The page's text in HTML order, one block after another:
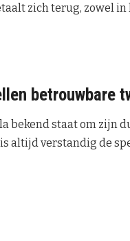
zich terug, zowel in
betrouwbare
bekend staat om
altijd verstandig de